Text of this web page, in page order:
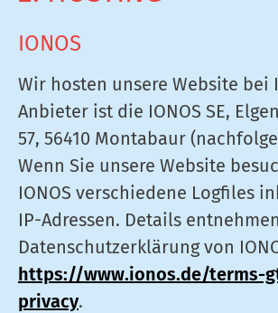
IONOS
Wir hosten unsere Website bei
Anbieter ist die IONOS SE,
57, 56410 Montabaur
Wenn Sie unsere Website
IONOS verschiedene Logfiles
IP-Adressen. Details
Datenschutzerklärung von
https://www.ionos.de/terms-
privacy.